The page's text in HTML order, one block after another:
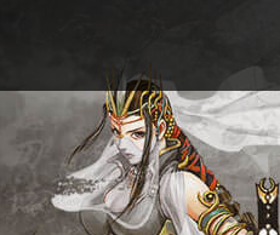
公告